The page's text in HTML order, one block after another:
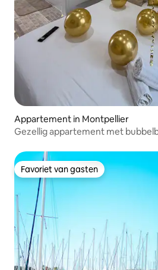
Appartement in Montpellier
Gezellig appartement met
Favoriet van gasten
Favoriet van gasten